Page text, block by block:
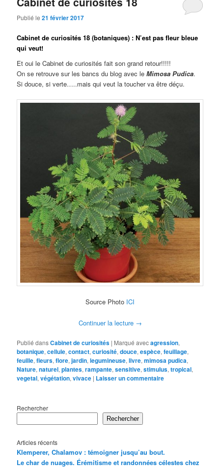
Publié le21 février 2017
Cabinet de curiosités 18 (botaniques) : N’est pas fleur bleue
qui veut!
Et oui le Cabinet de curiosités fait son grand retour!!!!!
On se retrouve sur les bancs du blog avec leMimosa Pudica.
Si douce, si verte…..mais qui veut la toucher va être déçu.
Source Photo ICI
Continuer la lecture →
Publié dansCabinet de curiosités | Marqué avecagression,
botanique,cellule,contact,curiosité,douce,espèce,feuillage,
feuille,fleurs,flore,jardin,legumineuse,livre,mimosa pudica,
Nature,naturel,plantes,rampante,sensitive,stimulus,tropical,
vegetal,végétation,vivace | Laisser un commentaire
Rechercher
Rechercher
Articles récents
Klemperer, Chalamov : témoigner jusqu’au bout.
Le char de nuages. Érémitisme et randonnées célestes chez